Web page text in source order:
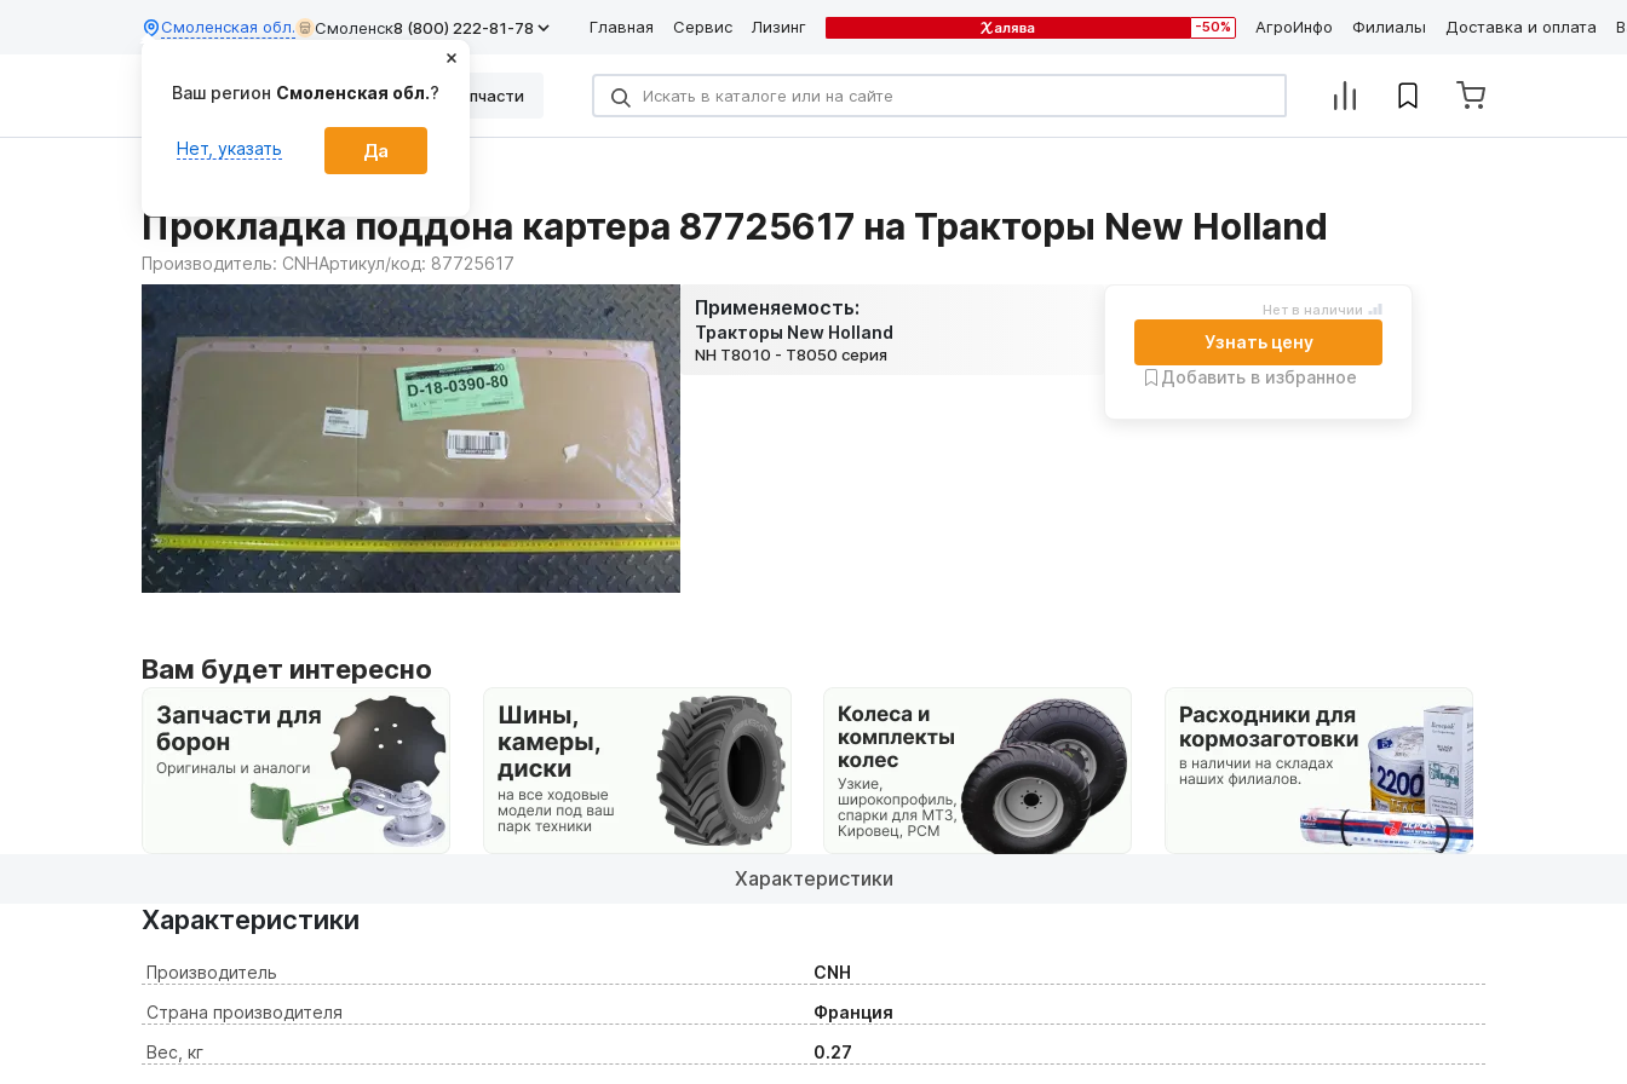
Смоленская обл. Смоленск8 (800) 222-81-78 Главная Сервис Лизинг -50% АгроИнфо Филиалы Доставка и оплата
Каталог Запчасти
Прокладка поддона картера 87725617 на Тракторы New Holland
Производитель: CNHАртикул/код: 87725617
Применяемость:
Тракторы New Holland
NH T8010 - T8050 серия
Нет в наличии
Узнать цену
Добавить в избранное
Вам будет интересно
Характеристики
Характеристики
Производитель
CNH
Страна производителя
Франция
Вес, кг
0.27
Ваш регион Смоленская обл.?
Нет, указать Да